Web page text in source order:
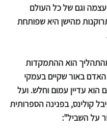
וגם של כל העולם
מהישן היא שפותחת
הוא ההתמקדות
באור שקיים בעמקי
הוא עדיין עמום וחלש. ועל
קולינס, בפנינה הספרותית
על השביל":